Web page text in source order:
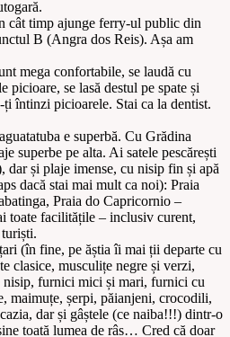
cât timp ajunge ferry-ul public din
B (Angra dos Reis). Așa am
mega confortabile, se laudă cu
picioare, se lasă destul pe spate și
ți întinzi picioarele. Stai ca la dentist.
e superbă. Cu Grădina
superbe pe alta. Ai satele pescărești
și plaje imense, cu nisip fin și apă
dacă stai mai mult ca noi): Praia
Praia do Capricornio –
toate facilitățile – inclusiv curent,
(în fine, pe ăștia îi mai ții departe cu
clasice, musculițe negre și verzi,
nisip, furnici mici și mari, furnici cu
maimuțe, șerpi, păianjeni, crocodili,
dar și gâștele (ce naiba!!!) dintr-o
toată lumea de râs… Cred că doar